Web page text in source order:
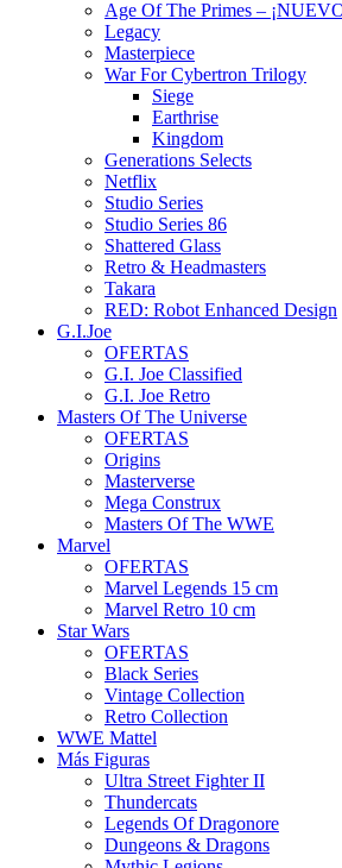
Age Of The Primes –
Legacy
Masterpiece
War For Cybertron Trilogy
Siege
Earthrise
Kingdom
Generations Selects
Netflix
Studio Series
Studio Series 86
Shattered Glass
Retro & Headmasters
Takara
RED: Robot Enhanced Design
G.I.Joe
OFERTAS
G.I. Joe Classified
G.I. Joe Retro
Masters Of The Universe
OFERTAS
Origins
Masterverse
Mega Construx
Masters Of The WWE
Marvel
OFERTAS
Marvel Legends 15 cm
Marvel Retro 10 cm
Star Wars
OFERTAS
Black Series
Vintage Collection
Retro Collection
WWE Mattel
Más Figuras
Ultra Street Fighter II
Thundercats
Legends Of Dragonore
Dungeons & Dragons